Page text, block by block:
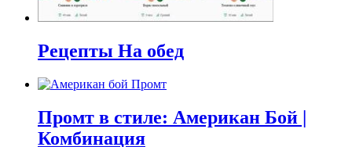
Рецепты На обед
Промт в стиле: Американ Бой |
Комбинация